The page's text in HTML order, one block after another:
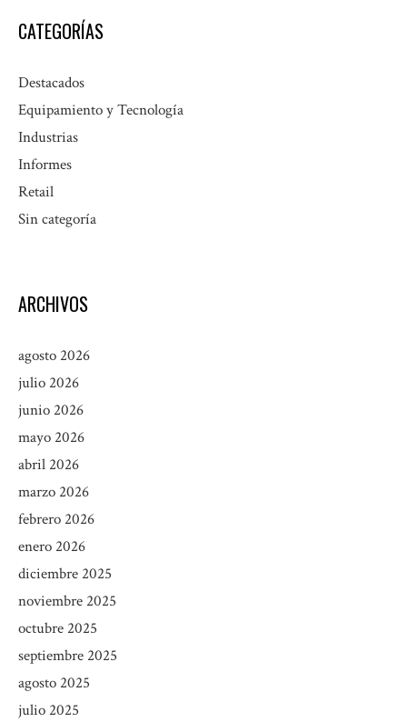
CATEGORÍAS
Destacados
Equipamiento y Tecnología
Industrias
Informes
Retail
Sin categoría
ARCHIVOS
agosto 2026
julio 2026
junio 2026
mayo 2026
abril 2026
marzo 2026
febrero 2026
enero 2026
diciembre 2025
noviembre 2025
octubre 2025
septiembre 2025
agosto 2025
julio 2025